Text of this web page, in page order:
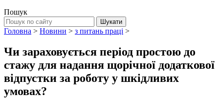
Пошук
Головна > Новини > з питань праці >
Чи зараховується період простою до
стажу для надання щорічної додаткової
відпустки за роботу у шкідливих
умовах?